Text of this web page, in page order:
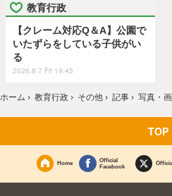
教育行政
【クレーム対応Q＆A】公園で
いたずらをしている子供がい
る
2026.8.7 Fri 19:45
ホーム › 教育行政 › その他 › 記事 › 写真・
TOP
Home
Official
Facebook